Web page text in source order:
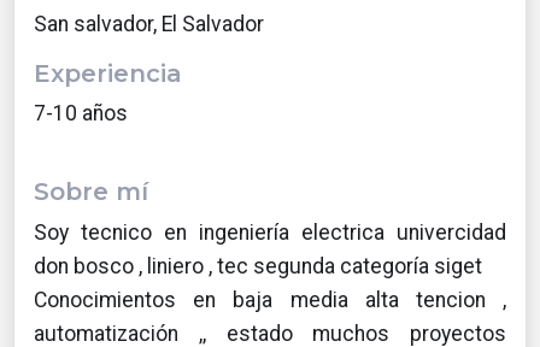
San salvador, El Salvador
Experiencia
7-10 años
Sobre mí
Soy tecnico en ingeniería electrica univercidad
don bosco , liniero , tec segunda categoría siget
Conocimientos en baja media alta tencion ,
automatización ,, estado muchos proyectos